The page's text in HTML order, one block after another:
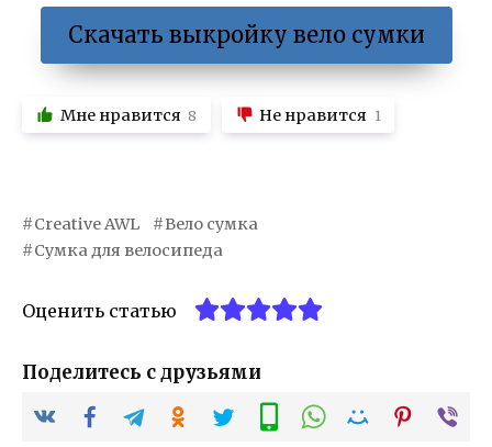
Скачать выкройку вело сумки
Мне нравится 8 Не нравится 1
Creative AWL
Вело сумка
Сумка для велосипеда
Оценить статью
Поделитесь с друзьями